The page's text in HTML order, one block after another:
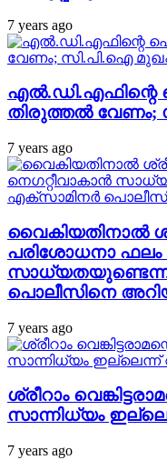
7 years ago
തിരുത്തല്‍ വേണം;
7 years ago
വൈകിയതിനാല്‍
പരിശോധനാ ഫലം
സാധ്യതയുണ്ടെന്ന്
പൊലീസിനെ
7 years ago
ശ്രീറാം
സാന്നിധ്യം
7 years ago